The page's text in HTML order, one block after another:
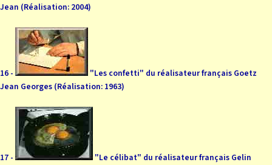
Jean (Réalisation: 2004)
16 -
"Les confetti" du réalisateur français Goetz
Jean Georges (Réalisation: 1963)
17 -
"Le célibat" du réalisateur français Gelin